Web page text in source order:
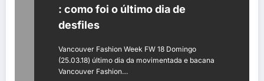
: como foi o último dia de
desfiles
Vancouver Fashion Week FW 18 Domingo
(25.03.18) último dia da movimentada e bacana
Vancouver Fashion…